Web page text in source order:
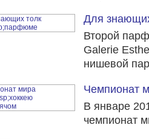
Для
Второй
Galerie
нишевой
Чемпионат
В январе
чемпионат